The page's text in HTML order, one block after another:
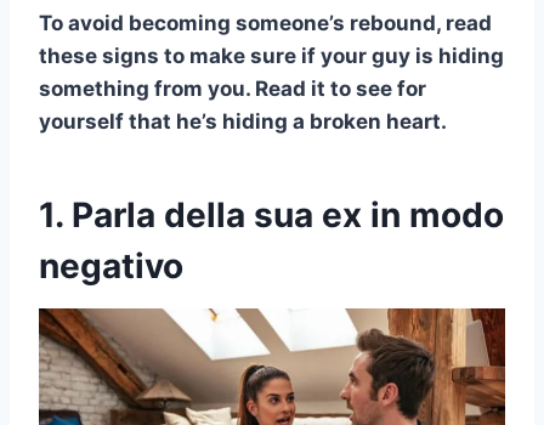
To avoid becoming someone’s rebound, read
these signs to make sure if your guy is hiding
something from you. Read it to see for
yourself that he’s hiding a broken heart.
1. Parla della sua ex in modo
negativo